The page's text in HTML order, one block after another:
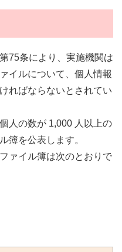
75条により、実施機関は
イルについて、個人情報
ればならないとされてい
人の数が 1,000 人以上の
簿を公表します。
ァイル簿は次のとおりで